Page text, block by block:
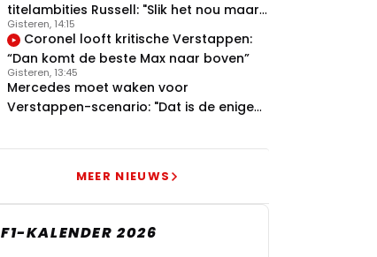
titelambities Russell: "Slik het nou maar
gewoon"
Coronel looft kritische Verstappen:
“Dan komt de beste Max naar boven”
Gisteren, 14:15
Mercedes moet waken voor
Verstappen-scenario: "Dat is de enige
Gisteren, 13:45
MEER NIEUWS
F1-KALENDER 2026